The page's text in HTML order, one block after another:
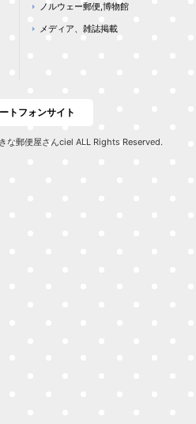
ノルウェー郵便,博物館
メディア、雑誌掲載
トフォンサイト
郵便屋さんciel ALL Rights Reserved.